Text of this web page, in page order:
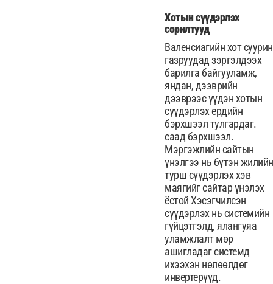
Хотын сүүдэрлэх
сорилтууд
Валенсиагийн хот суурин
газруудад зэргэлдээх
барилга байгууламж,
яндан, дээврийн
дээврээс үүдэн хотын
сүүдэрлэх ердийн
бэрхшээл тулгардаг.
саад бэрхшээл.
Мэргэжлийн сайтын
үнэлгээ нь бүтэн жилийн
турш сүүдэрлэх хэв
маягийг сайтар үнэлэх
ёстой Хэсэгчилсэн
сүүдэрлэх нь системийн
гүйцэтгэлд, ялангуяа
уламжлалт мөр
ашигладаг системд
ихээхэн нөлөөлдөг
инвертерүүд.